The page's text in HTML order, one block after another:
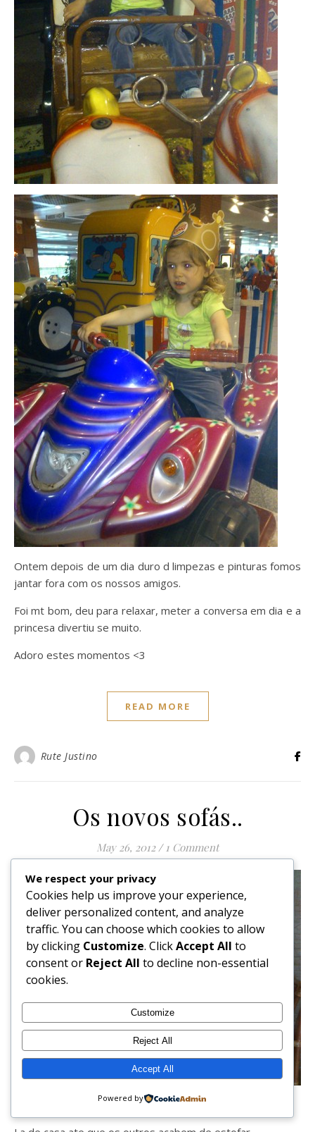
Ontem depois de um dia duro d limpezas e pinturas fomos
jantar fora com os nossos amigos.
Foi mt bom, deu para relaxar, meter a conversa em dia e a
princesa divertiu se muito.
Adoro estes momentos <3
READ MORE
Rute Justino
Os novos sofás..
May 26, 2012 / 1 Comment
We respect your privacy
Cookies help us improve your experience,
deliver personalized content, and analyze
traffic. You can choose which cookies to allow
by clicking Customize. ClickAccept All to
consent or Reject All to decline non-essential
cookies.
Customize
Reject All
Accept All
Powered by